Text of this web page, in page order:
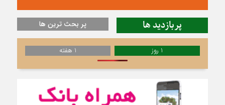
پربازدید ها پر بحث ترین ها
1 روز 1 هفته